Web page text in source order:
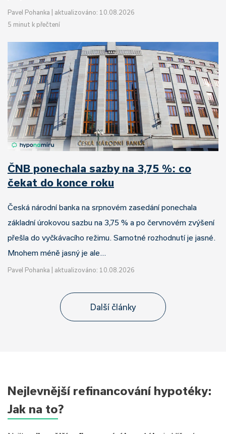
Pavel Pohanka
aktualizováno: 10.08.2026
5 minut k přečtení
ČNB ponechala sazby na 3,75 %: co
čekat do konce roku
Česká národní banka na srpnovém zasedání ponechala
základní úrokovou sazbu na 3,75 % a po červnovém zvýšení
přešla do vyčkávacího režimu. Samotné rozhodnutí je jasné.
Mnohem méně jasný je ale…
Pavel Pohanka aktualizováno: 10.08.2026
Další články
Nejlevnější refinancování hypotéky:
Jak na to?